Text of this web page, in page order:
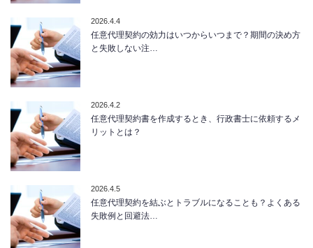
2026.4.4
任意代理契約の効力はいつからいつまで？期間の決め方
と失敗しない注…
2026.4.2
任意代理契約書を作成するとき、行政書士に依頼するメ
リットとは？
2026.4.5
任意代理契約を結ぶとトラブルになることも？よくある
失敗例と回避法…